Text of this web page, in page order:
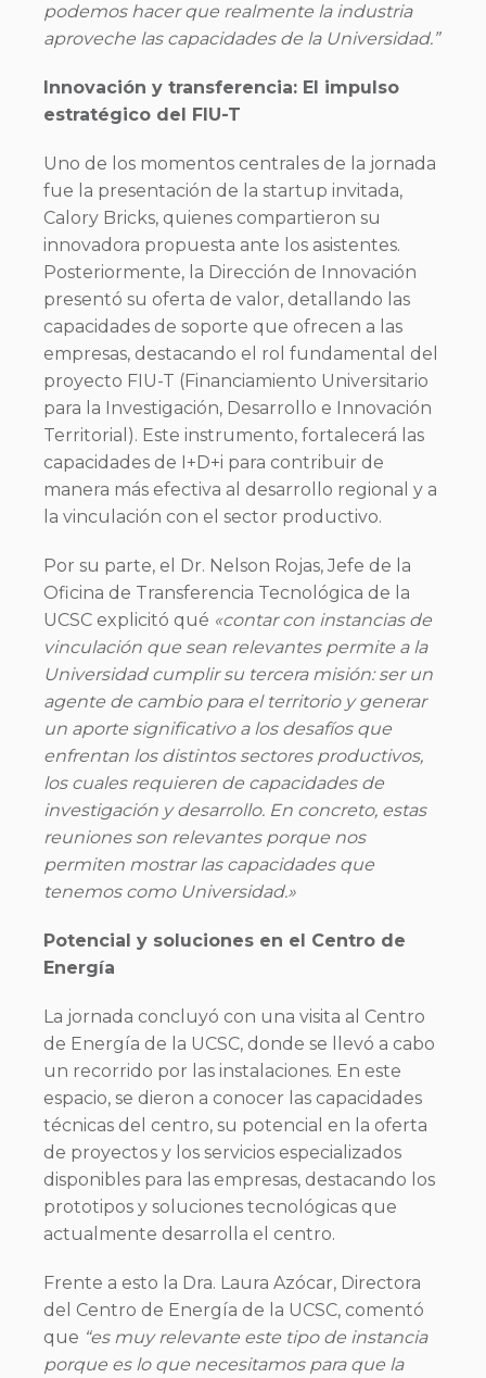
podemos hacer que realmente la industria
aproveche las capacidades de la Universidad.”
Innovación y transferencia: El impulso
estratégico del FIU-T
Uno de los momentos centrales de la jornada
fue la presentación de la startup invitada,
Calory Bricks, quienes compartieron su
innovadora propuesta ante los asistentes.
Posteriormente, la Dirección de Innovación
presentó su oferta de valor, detallando las
capacidades de soporte que ofrecen a las
empresas, destacando el rol fundamental del
proyecto FIU-T (Financiamiento Universitario
para la Investigación, Desarrollo e Innovación
Territorial). Este instrumento, fortalecerá las
capacidades de I+D+i para contribuir de
manera más efectiva al desarrollo regional y a
la vinculación con el sector productivo.
Por su parte, el Dr. Nelson Rojas, Jefe de la
Oficina de Transferencia Tecnológica de la
UCSC explicitó qué «contar con instancias de
vinculación que sean relevantes permite a la
Universidad cumplir su tercera misión: ser un
agente de cambio para el territorio y generar
un aporte significativo a los desafíos que
enfrentan los distintos sectores productivos,
los cuales requieren de capacidades de
investigación y desarrollo. En concreto, estas
reuniones son relevantes porque nos
permiten mostrar las capacidades que
tenemos como Universidad.»
Potencial y soluciones en el Centro de
Energía
La jornada concluyó con una visita al Centro
de Energía de la UCSC, donde se llevó a cabo
un recorrido por las instalaciones. En este
espacio, se dieron a conocer las capacidades
técnicas del centro, su potencial en la oferta
de proyectos y los servicios especializados
disponibles para las empresas, destacando los
prototipos y soluciones tecnológicas que
actualmente desarrolla el centro.
Frente a esto la Dra. Laura Azócar, Directora
del Centro de Energía de la UCSC, comentó
que “es muy relevante este tipo de instancia
porque es lo que necesitamos para que la